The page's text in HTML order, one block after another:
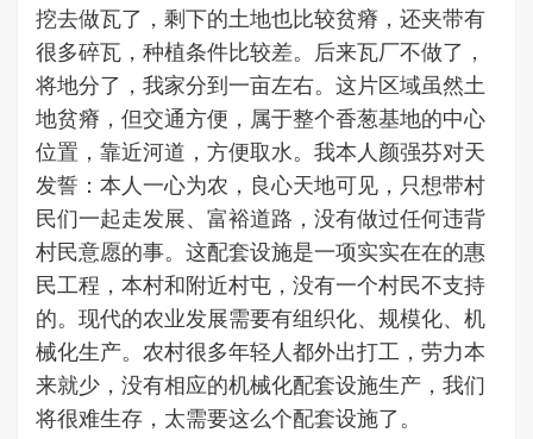
挖去做瓦了，剩下的土地也比较贫瘠，还夹带有
很多碎瓦，种植条件比较差。后来瓦厂不做了，
将地分了，我家分到一亩左右。这片区域虽然土
地贫瘠，但交通方便，属于整个香葱基地的中心
位置，靠近河道，方便取水。我本人颜强芬对天
发誓：本人一心为农，良心天地可见，只想带村
民们一起走发展、富裕道路，没有做过任何违背
村民意愿的事。这配套设施是一项实实在在的惠
民工程，本村和附近村屯，没有一个村民不支持
的。现代的农业发展需要有组织化、规模化、机
械化生产。农村很多年轻人都外出打工，劳力本
来就少，没有相应的机械化配套设施生产，我们
将很难生存，太需要这么个配套设施了。